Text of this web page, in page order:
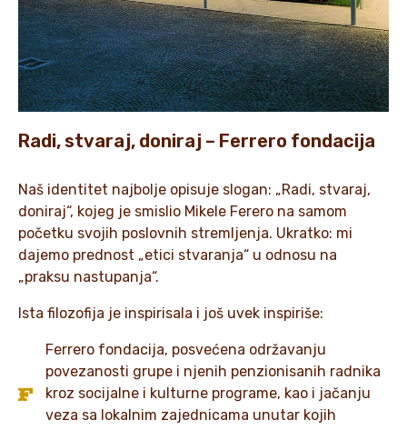
Radi, stvaraj, doniraj – Ferrero fondacija
Naš identitet najbolje opisuje slogan: „Radi, stvaraj,
doniraj“, kojeg je smislio Mikele Ferero na samom
početku svojih poslovnih stremljenja. Ukratko: mi
dajemo prednost „etici stvaranja“ u odnosu na
„praksu nastupanja“.
Ista filozofija je inspirisala i još uvek inspiriše:
Ferrero fondacija, posvećena održavanju
povezanosti grupe i njenih penzionisanih radnika
kroz socijalne i kulturne programe, kao i jačanju
veza sa lokalnim zajednicama unutar kojih